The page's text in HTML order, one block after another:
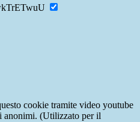
cookie tramite video youtube
anonimi. (Utilizzato per il